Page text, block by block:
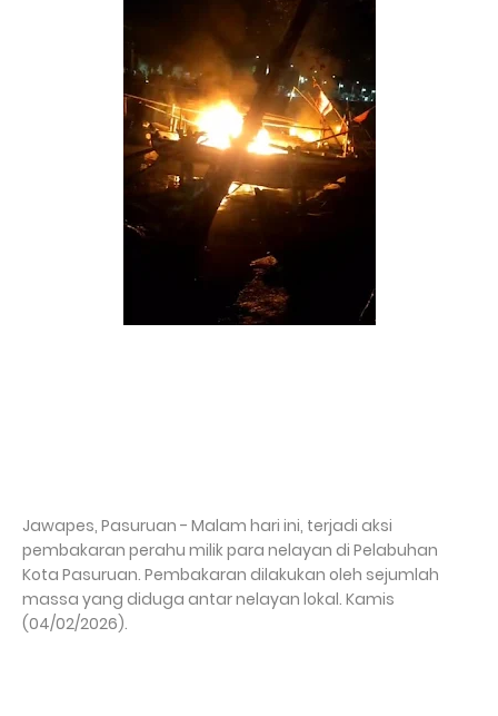
Jawapes, Pasuruan - Malam hari ini, terjadi aksi
pembakaran perahu milik para nelayan di Pelabuhan
Kota Pasuruan. Pembakaran dilakukan oleh sejumlah
massa yang diduga antar nelayan lokal. Kamis
(04/02/2026).